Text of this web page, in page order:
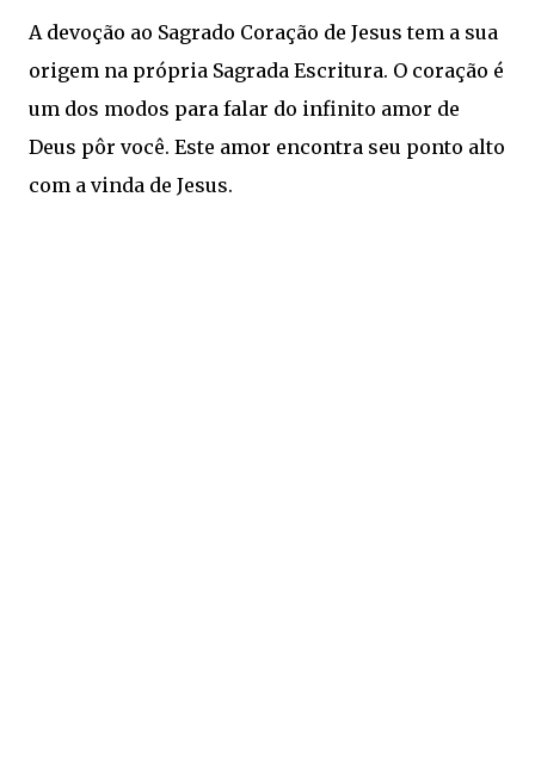
A devoção ao Sagrado Coração de Jesus tem a sua
origem na própria Sagrada Escritura. O coração é
um dos modos para falar do infinito amor de
Deus pôr você. Este amor encontra seu ponto alto
com a vinda de Jesus.